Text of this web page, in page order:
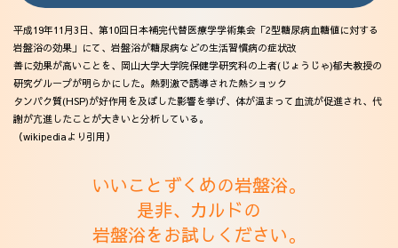
平成19年11月3日、第10回日本補完代替医療学学術集会「2型糖尿病血糖値に対する
岩盤浴の効果」にて、岩盤浴が糖尿病などの生活習慣病の症状改
善に効果が高いことを、岡山大学大学院保健学研究科の上者(じょうじゃ)郁夫教授の
研究グループが明らかにした。熱刺激で誘導された熱ショック
タンパク質(HSP)が好作用を及ぼした影響を挙げ、体が温まって血流が促進され、代
謝が亢進したことが大きいと分析している。
（wikipediaより引用）
いいことずくめの岩盤浴。
是非、カルドの
岩盤浴をお試しください。